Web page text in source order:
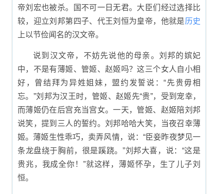
帝刘宏也被杀。国不可一日无君。大臣们经过选择比
较，迎立刘邦第四子、代王刘恒为皇帝，他就是历史
上以节俭闻名的汉文帝。
说到汉文帝，不妨先说他的母亲。刘邦的嫔妃
中，不是有薄姬、管姬、赵姬吗？这三个女人自小相
好，曾结拜为异姓姐妹，盟约发誓说：“先贵毋相
忘。”刘邦为汉王时，管姬、赵姬先“贵”，受到宠幸，
而薄姬仍在后宫充当宫女。一天，管姬、赵姬陪刘邦
说笑，提到三人的誓约。刘邦哈哈大笑，当夜召幸薄
姬。薄姬生性乖巧，卖弄风情，说：“臣妾昨夜梦见一
条龙盘绕于胸前，很是蹊跷。”刘邦大喜，说：“这是
贵兆，我成全你！”就这样，薄姬怀孕，生了儿子刘
恒。